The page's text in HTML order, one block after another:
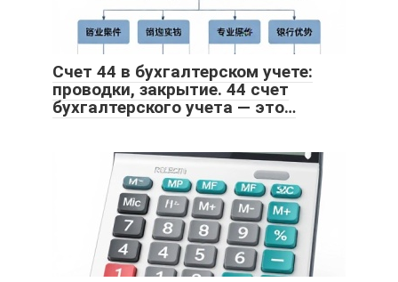
Счет 44 в бухгалтерском учете:
проводки, закрытие. 44 счет
бухгалтерского учета — это…